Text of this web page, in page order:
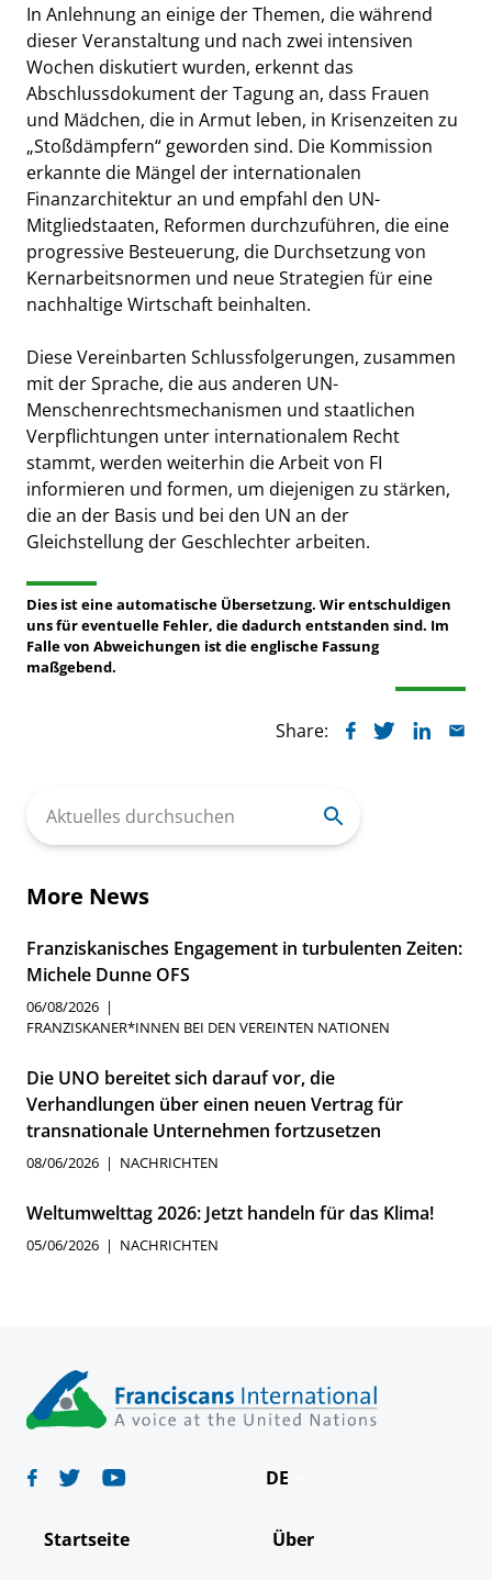
In Anlehnung an einige der Themen, die während
dieser Veranstaltung und nach zwei intensiven
Wochen diskutiert wurden, erkennt das
Abschlussdokument der Tagung an, dass Frauen
und Mädchen, die in Armut leben, in Krisenzeiten zu
„Stoßdämpfern“ geworden sind. Die Kommission
erkannte die Mängel der internationalen
Finanzarchitektur an und empfahl den UN-
Mitgliedstaaten, Reformen durchzuführen, die eine
progressive Besteuerung, die Durchsetzung von
Kernarbeitsnormen und neue Strategien für eine
nachhaltige Wirtschaft beinhalten.
Diese Vereinbarten Schlussfolgerungen, zusammen
mit der Sprache, die aus anderen UN-
Menschenrechtsmechanismen und staatlichen
Verpflichtungen unter internationalem Recht
stammt, werden weiterhin die Arbeit von FI
informieren und formen, um diejenigen zu stärken,
die an der Basis und bei den UN an der
Gleichstellung der Geschlechter arbeiten.
Dies ist eine automatische Übersetzung. Wir entschuldigen
uns für eventuelle Fehler, die dadurch entstanden sind. Im
Falle von Abweichungen ist die englische Fassung
maßgebend.
Share:
for:
More News
Franziskanisches Engagement in turbulenten Zeiten:
Michele Dunne OFS
06/08/2026
FRANZISKANER*INNEN BEI DEN VEREINTEN NATIONEN
Die UNO bereitet sich darauf vor, die
Verhandlungen über einen neuen Vertrag für
transnationale Unternehmen fortzusetzen
08/06/2026 NACHRICHTEN
Weltumwelttag 2026: Jetzt handeln für das Klima!
05/06/2026 NACHRICHTEN
DE
English
Startseite Über